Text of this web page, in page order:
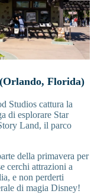
(Orlando, Florida)
Studios cattura la
di esplorare Star
Land, il parco
della primavera per
cerchi attrazioni a
e non perderti
di magia Disney!